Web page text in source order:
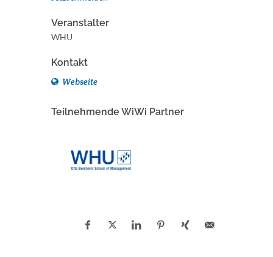
Veranstalter
WHU
Kontakt
Webseite
Teilnehmende WiWi Partner